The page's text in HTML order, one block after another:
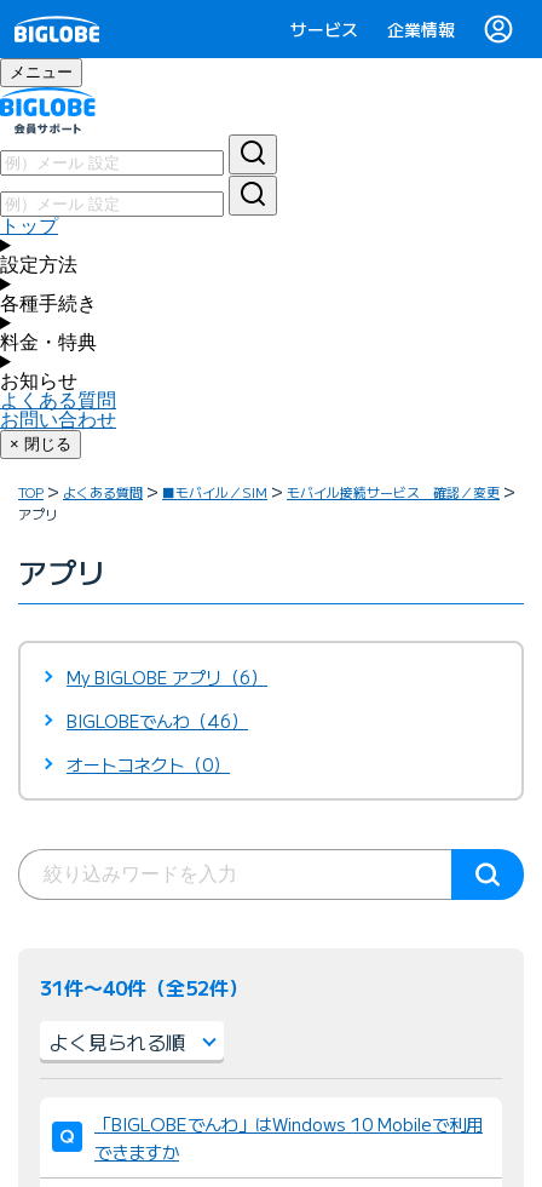
サービス 企業情報
メニュー
トップ
設定方法
各種手続き
料金・特典
お知らせ
よくある質問
お問い合わせ
× 閉じる
TOP よくある質問 ■モバイル／SIM
モバイル接続サービス 確認／変更
アプリ
アプリ
My BIGLOBE アプリ（6）
BIGLOBEでんわ（46）
オートコネクト（0）
31件〜40件（全52件）
び
替
「BIGLOBEでんわ」はWindows 10 Mobileで利用
できますか